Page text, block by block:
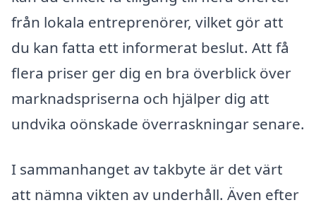
från lokala entreprenörer, vilket gör att
du kan fatta ett informerat beslut. Att få
flera priser ger dig en bra överblick över
marknadspriserna och hjälper dig att
undvika oönskade överraskningar senare.
I sammanhanget av takbyte är det värt
att nämna vikten av underhåll. Även efter